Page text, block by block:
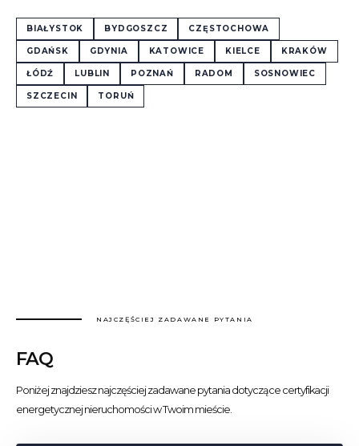
BIAŁYSTOK BYDGOSZCZ CZĘSTOCHOWA
GDAŃSK GDYNIA KATOWICE KIELCE KRAKÓW
ŁÓDŹ LUBLIN POZNAŃ RADOM SOSNOWIEC
SZCZECIN TORUŃ
NAJCZĘŚCIEJ ZADAWANE PYTANIA
FAQ
Poniżej znajdziesz najczęściej zadawane pytania dotyczące certyfikacji
energetycznej nieruchomości w Twoim mieście.